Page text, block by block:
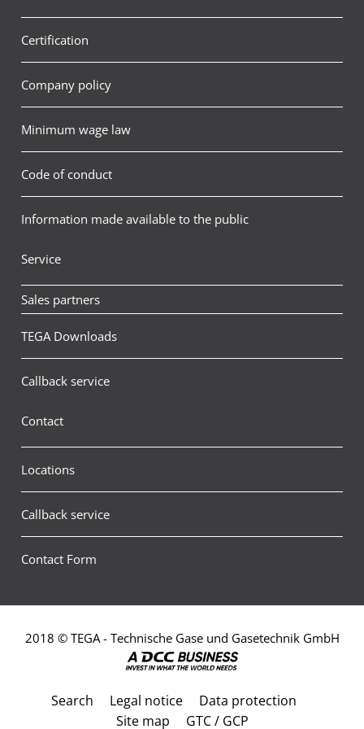
Certification
Company policy
Minimum wage law
Code of conduct
Information made available to the public
Service
Sales partners
TEGA Downloads
Callback service
Contact
Locations
Callback service
Contact Form
2018 © TEGA - Technische Gase und Gasetechnik GmbH
Search Legal notice
Data protection
Site map
GTC / GCP